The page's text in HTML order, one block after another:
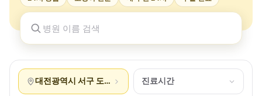
대전광역시 서구 도마동 진료시간